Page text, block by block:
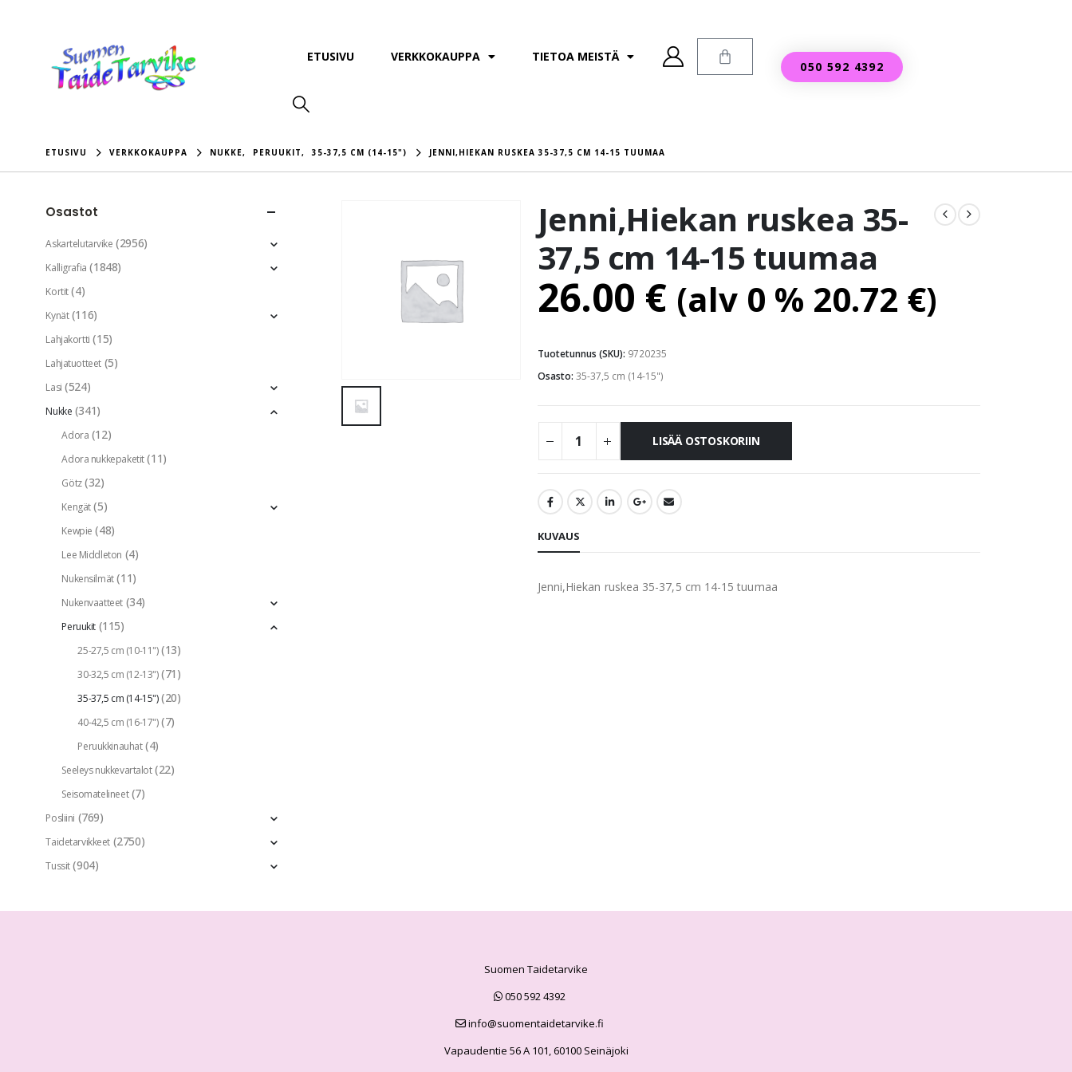
ETUSIVU VERKKOKAUPPA TIETOA MEISTÄ
050 592 4392
ETUSIVU VERKKOKAUPPA NUKKE, PERUUKIT, 35-37,5 CM (14-15") JENNI,HIEKAN RUSKEA 35-37,5 CM 14-15 TUUMAA
Jenni,Hiekan ruskea 35-
37,5 cm 14-15 tuumaa
26.00 € (alv 0 % 20.72 €)
Tuotetunnus (SKU): 9720235
Osasto: 35-37,5 cm (14-15")
LISÄÄ OSTOSKORIIN
KUVAUS
Jenni,Hiekan ruskea 35-37,5 cm 14-15 tuumaa
Osastot
Askartelutarvike (2956)
Kalligrafia (1848)
Kortit (4)
Kynät (116)
Lahjakortti (15)
Lahjatuotteet (5)
Lasi (524)
Nukke (341)
Adora (12)
Adora nukkepaketit (11)
Götz (32)
Kengät (5)
Kewpie (48)
Lee Middleton (4)
Nukensilmät (11)
Nukenvaatteet (34)
Peruukit (115)
25-27,5 cm (10-11") (13)
30-32,5 cm (12-13") (71)
35-37,5 cm (14-15") (20)
40-42,5 cm (16-17") (7)
Peruukkinauhat (4)
Seeleys nukkevartalot (22)
Seisomatelineet (7)
Posliini (769)
Taidetarvikkeet (2750)
Tussit (904)
Suomen Taidetarvike
050 592 4392
info@suomentaidetarvike.fi
Vapaudentie 56 A 101, 60100 Seinäjoki